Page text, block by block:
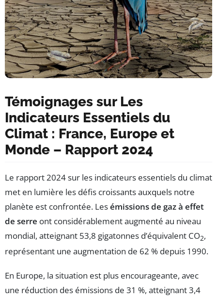
Témoignages sur Les
Indicateurs Essentiels du
Climat : France, Europe et
Monde – Rapport 2024
Le rapport 2024 sur les indicateurs essentiels du climat
met en lumière les défis croissants auxquels notre
planète est confrontée. Lesémissions de gaz à effet
de serre ont considérablement augmenté au niveau
mondial, atteignant 53,8 gigatonnes d’équivalent CO2,
représentant une augmentation de 62 % depuis 1990.
En Europe, la situation est plus encourageante, avec
une réduction des émissions de 31 %, atteignant 3,4